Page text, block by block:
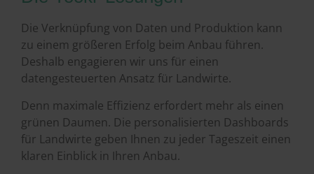
Die Verknüpfung von Daten und Produktion kann
zu einem größeren Erfolg beim Anbau führen.
Deshalb engagieren wir uns für einen
datengesteuerten Ansatz für Landwirte.
Denn maximale Effizienz erfordert mehr als einen
grünen Daumen. Die personalisierten Dashboards
für Landwirte geben Ihnen zu jeder Tageszeit einen
klaren Einblick in Ihren Anbau.